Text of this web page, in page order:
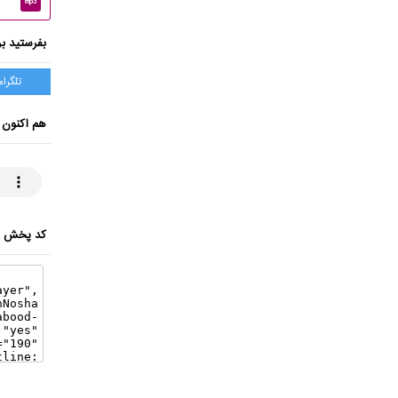
بفرستید
هم
کد پخش